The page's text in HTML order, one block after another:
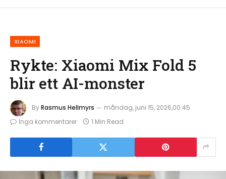
XIAOMI
Rykte: Xiaomi Mix Fold 5
blir ett AI-monster
ByRasmus Hellmyrs
måndag, juni 15, 2026,00:45
Inga kommentarer
1 Min Read